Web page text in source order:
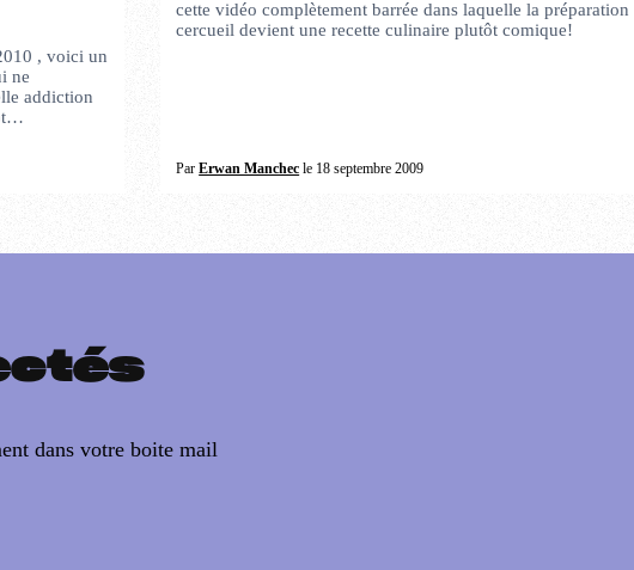
, voici un
ne
addiction
cette vidéo complètement barrée dans laquelle la préparation
cercueil devient une recette culinaire plutôt comique!
ParErwan Manchec le 18 septembre 2009
dans votre boite mail